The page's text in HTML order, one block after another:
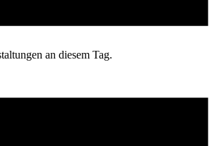
an diesem Tag.